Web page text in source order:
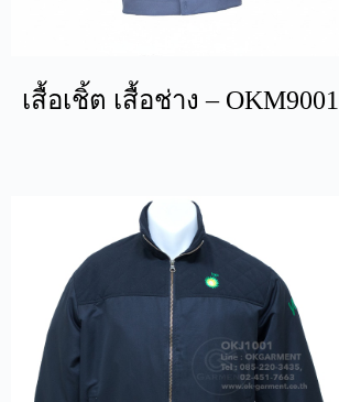
เสื้อเชิ้ต เสื้อช่าง – OKM9001